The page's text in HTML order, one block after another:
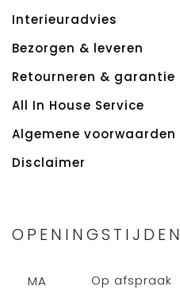
Interieuradvies
Bezorgen & leveren
Retourneren & garantie
All In House Service
Algemene voorwaarden
Disclaimer
OPENINGSTIJDEN
MA
Op afspraak